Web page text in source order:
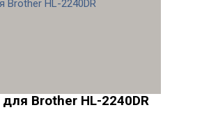
Brother HL-2240DR